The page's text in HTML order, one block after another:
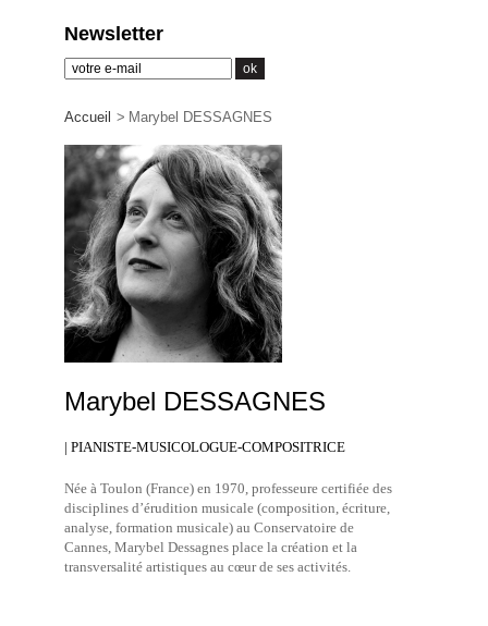
Newsletter
Accueil > Marybel DESSAGNES
Marybel DESSAGNES
| PIANISTE-MUSICOLOGUE-COMPOSITRICE
Née à Toulon (France) en 1970, professeure certifiée des
disciplines d’érudition musicale (composition, écriture,
analyse, formation musicale) au Conservatoire de
Cannes, Marybel Dessagnes place la création et la
transversalité artistiques au cœur de ses activités.